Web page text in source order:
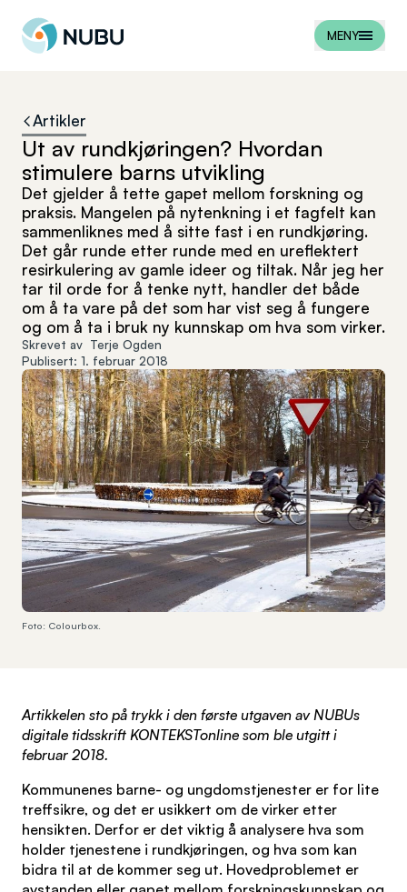
Til forsiden
MENY
Artikler
Ut av rundkjøringen? Hvordan
stimulere barns utvikling
Det gjelder å tette gapet mellom forskning og
praksis. Mangelen på nytenkning i et fagfelt kan
sammenliknes med å sitte fast i en rundkjøring.
Det går runde etter runde med en ureflektert
resirkulering av gamle ideer og tiltak. Når jeg her
tar til orde for å tenke nytt, handler det både
om å ta vare på det som har vist seg å fungere
og om å ta i bruk ny kunnskap om hva som virker.
Skrevet av Terje Ogden
Publisert: 1. februar 2018
Foto: Colourbox.
Artikkelen sto på trykk i den første utgaven av NUBUs
digitale tidsskrift KONTEKSTonline som ble utgitt i
februar 2018.
Kommunenes barne- og ungdomstjenester er for lite
treffsikre, og det er usikkert om de virker etter
hensikten. Derfor er det viktig å analysere hva som
holder tjenestene i rundkjøringen, og hva som kan
bidra til at de kommer seg ut. Hovedproblemet er